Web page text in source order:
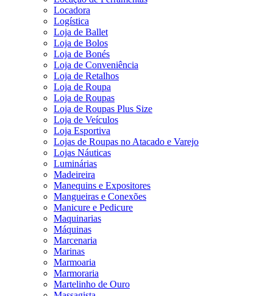
Locadora
Logística
Loja de Ballet
Loja de Bolos
Loja de Bonés
Loja de Conveniência
Loja de Retalhos
Loja de Roupa
Loja de Roupas
Loja de Roupas Plus Size
Loja de Veículos
Loja Esportiva
Lojas de Roupas no Atacado e Varejo
Lojas Náuticas
Luminárias
Madeireira
Manequins e Expositores
Mangueiras e Conexões
Manicure e Pedicure
Maquinarias
Máquinas
Marcenaria
Marinas
Marmoaria
Marmoraria
Martelinho de Ouro